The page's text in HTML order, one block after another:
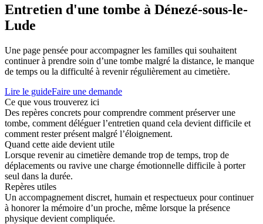
Entretien d'une tombe à Dénezé-sous-le-
Lude
Une page pensée pour accompagner les familles qui souhaitent
continuer à prendre soin d’une tombe malgré la distance, le manque
de temps ou la difficulté à revenir régulièrement au cimetière.
Lire le guideFaire une demande
Ce que vous trouverez ici
Des repères concrets pour comprendre comment préserver une
tombe, comment déléguer l’entretien quand cela devient difficile et
comment rester présent malgré l’éloignement.
Quand cette aide devient utile
Lorsque revenir au cimetière demande trop de temps, trop de
déplacements ou ravive une charge émotionnelle difficile à porter
seul dans la durée.
Repères utiles
Un accompagnement discret, humain et respectueux pour continuer
à honorer la mémoire d’un proche, même lorsque la présence
physique devient compliquée.